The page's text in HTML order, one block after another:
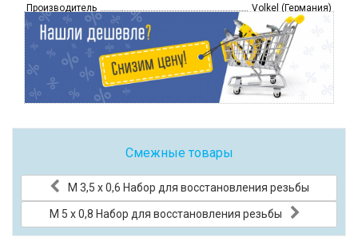
Производитель
Volkel (Германия)
Смежные товары
М 3,5 х 0,6 Набор для восстановления резьбы
М 5 х 0,8 Набор для восстановления резьбы